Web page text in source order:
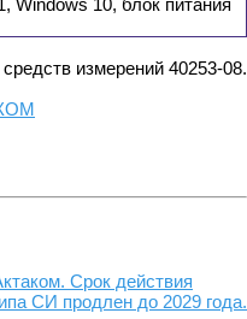
Windows 10, блок питания
измерений 40253-08.
Срок действия
СИ продлен до 2029 года.